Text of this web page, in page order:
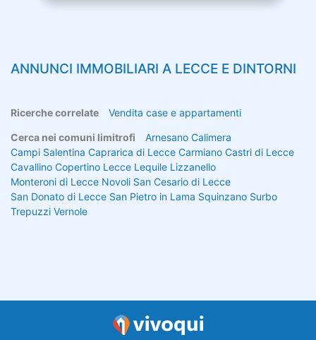
ANNUNCI IMMOBILIARI A LECCE E DINTORNI
Ricerche correlate Vendita case e appartamenti
Cerca nei comuni limitrofi Arnesano Calimera
Campi Salentina Caprarica di Lecce Carmiano Castri di Lecce
Cavallino Copertino Lecce Lequile Lizzanello
Monteroni di Lecce Novoli San Cesario di Lecce
San Donato di Lecce San Pietro in Lama Squinzano Surbo
Trepuzzi Vernole